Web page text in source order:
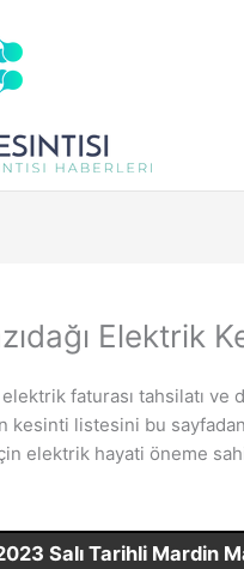
Elektrik
faturası tahsilatı ve
kesinti listesini bu
elektrik hayati öneme
Salı Tarihli Mardin